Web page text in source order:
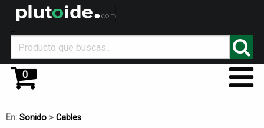
0
En: Sonido > Cables